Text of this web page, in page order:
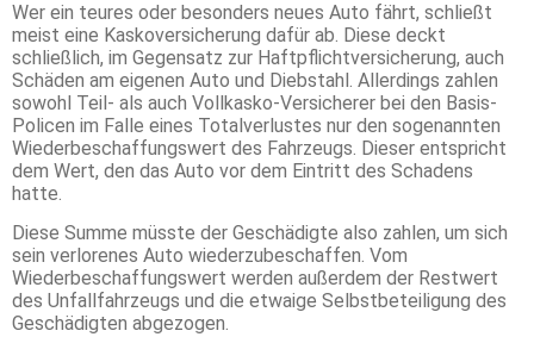
Wer ein teures oder besonders neues Auto fährt, schließt
meist eine Kaskoversicherung dafür ab. Diese deckt
schließlich, im Gegensatz zur Haftpflichtversicherung, auch
Schäden am eigenen Auto und Diebstahl. Allerdings zahlen
sowohl Teil- als auch Vollkasko-Versicherer bei den Basis-
Policen im Falle eines Totalverlustes nur den sogenannten
Wiederbeschaffungswert des Fahrzeugs. Dieser entspricht
dem Wert, den das Auto vor dem Eintritt des Schadens
hatte.
Diese Summe müsste der Geschädigte also zahlen, um sich
sein verlorenes Auto wiederzubeschaffen. Vom
Wiederbeschaffungswert werden außerdem der Restwert
des Unfallfahrzeugs und die etwaige Selbstbeteiligung des
Geschädigten abgezogen.